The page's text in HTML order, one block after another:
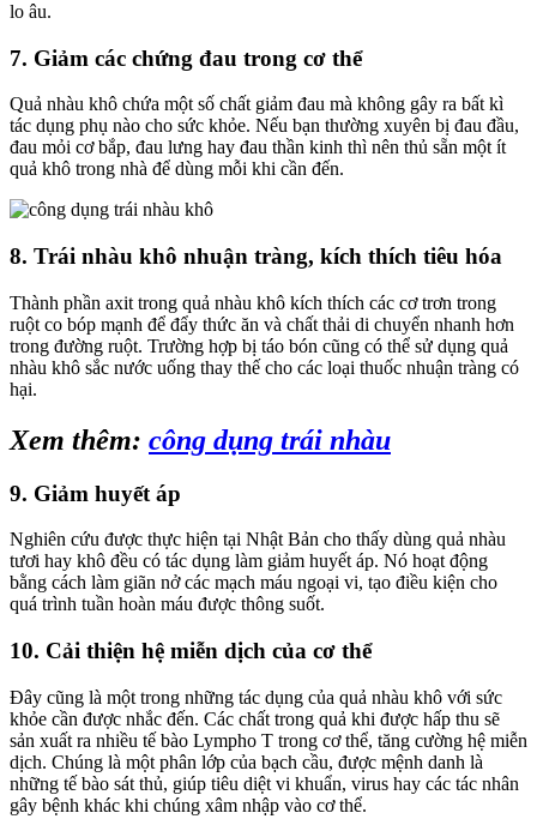
lo âu.
7. Giảm các chứng đau trong cơ thể
Quả nhàu khô chứa một số chất giảm đau mà không gây ra bất kì
tác dụng phụ nào cho sức khỏe. Nếu bạn thường xuyên bị đau đầu,
đau mỏi cơ bắp, đau lưng hay đau thần kinh thì nên thủ sẵn một ít
quả khô trong nhà để dùng mỗi khi cần đến.
8. Trái nhàu khô nhuận tràng, kích thích tiêu hóa
Thành phần axit trong quả nhàu khô kích thích các cơ trơn trong
ruột co bóp mạnh để đẩy thức ăn và chất thải di chuyển nhanh hơn
trong đường ruột. Trường hợp bị táo bón cũng có thể sử dụng quả
nhàu khô sắc nước uống thay thế cho các loại thuốc nhuận tràng có
hại.
Xem thêm: công dụng trái nhàu
9. Giảm huyết áp
Nghiên cứu được thực hiện tại Nhật Bản cho thấy dùng quả nhàu
tươi hay khô đều có tác dụng làm giảm huyết áp. Nó hoạt động
bằng cách làm giãn nở các mạch máu ngoại vi, tạo điều kiện cho
quá trình tuần hoàn máu được thông suốt.
10. Cải thiện hệ miễn dịch của cơ thể
Đây cũng là một trong những tác dụng của quả nhàu khô với sức
khỏe cần được nhắc đến. Các chất trong quả khi được hấp thu sẽ
sản xuất ra nhiều tế bào Lympho T trong cơ thể, tăng cường hệ miễn
dịch. Chúng là một phân lớp của bạch cầu, được mệnh danh là
những tế bào sát thủ, giúp tiêu diệt vi khuẩn, virus hay các tác nhân
gây bệnh khác khi chúng xâm nhập vào cơ thể.